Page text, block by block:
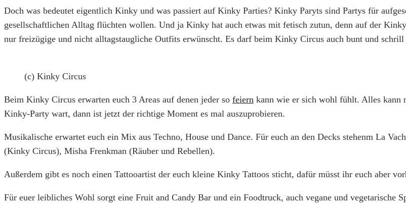
Doch was bedeutet eigentlich Kinky und was passiert auf Kinky Parties? Kinky Paryts sind Partys für
gesellschaftlichen Alltag flüchten wollen. Und ja Kinky hat auch etwas mit fetisch zutun, denn auf der
nur freizügige und nicht alltagstaugliche Outfits erwünscht. Es darf beim Kinky Circus auch bunt und
(c) Kinky Circus
Beim Kinky Circus erwarten euch 3 Areas auf denen jeder so feiern kann wie er sich wohl fühlt. Alles kann
Kinky-Party wart, dann ist jetzt der richtige Moment es mal auszuprobieren.
Musikalische erwartet euch ein Mix aus Techno, House und Dance. Für euch an den Decks stehenm La
(Kinky Circus), Misha Frenkman (Räuber und Rebellen).
Außerdem gibt es noch einen Tattooartist der euch kleine Kinky Tattoos sticht, dafür müsst ihr euch aber
Für euer leibliches Wohl sorgt eine Fruit and Candy Bar und ein Foodtruck, auch vegane und vegetarische